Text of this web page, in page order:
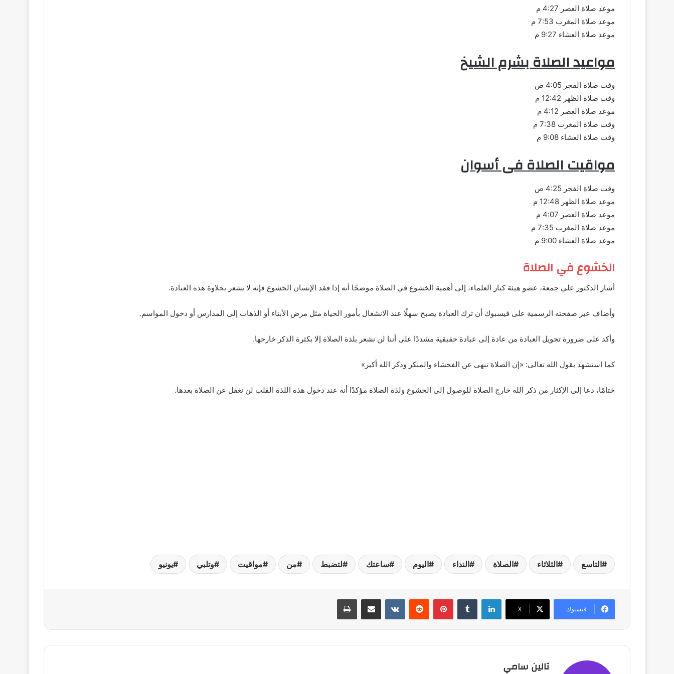
موعد صلاة العصر 4:27 م
موعد صلاة المغرب 7:53 م
موعد صلاة العشاء 9:27 م
مواعيد الصلاة بشرم الشيخ
وقت صلاة الفجر 4:05 ص
وقت صلاة الظهر 12:42 م
موعد صلاة العصر 4:12 م
وقت صلاة المغرب 7:38 م
وقت صلاة العشاء 9:08 م
مواقيت الصلاة فى أسوان
وقت صلاة الفجر 4:25 ص
موعد صلاة الظهر 12:48 م
موعد صلاة العصر 4:07 م
موعد صلاة المغرب 7:35 م
موعد صلاة العشاء 9:00 م
الخشوع في الصلاة
أشار الدكتور علي جمعة، عضو هيئة كبار العلماء، إلى أهمية الخشوع في الصلاة موضحًا أنه إذا فقد الإنسان الخشوع فإنه لا يشعر بحلاوة هذه العبادة.
وأضاف عبر صفحته الرسمية على فيسبوك أن ترك العبادة يصبح سهلًا عند الانشغال بأمور الحياة مثل مرض الأبناء أو الذهاب إلى المدارس أو دخول المواسم.
وأكد على ضرورة تحويل العبادة من عادة إلى عبادة حقيقية مشددًا على أننا لن نشعر بلذة الصلاة إلا بكثرة الذكر خارجها.
كما استشهد بقول الله تعالى: «إن الصلاة تنهى عن الفحشاء والمنكر وذكر الله أكبر»
ختامًا، دعا إلى الإكثار من ذكر الله خارج الصلاة للوصول إلى الخشوع ولذة الصلاة مؤكدًا أنه عند دخول هذه اللذة القلب لن نغفل عن الصلاة بعدها.
التاسع الثلاثاء الصلاة النداء اليوم ساعتك لتضبط من مواقيت وتلبي يونيو
فيسبوك X
لينكدإن بينتيريست مشاركة عبر البريد طباعة
تالين سامي